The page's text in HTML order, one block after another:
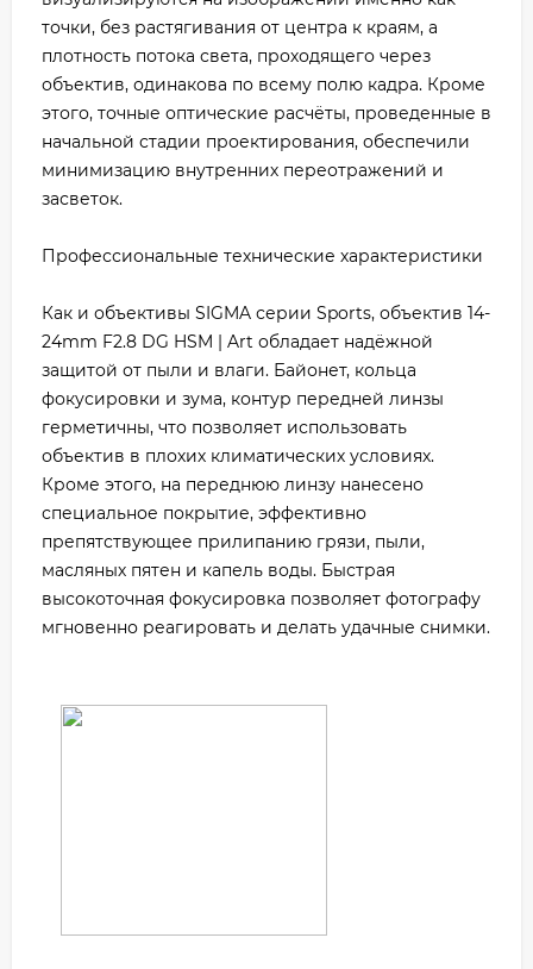
точки, без растягивания от центра к краям, а
плотность потока света, проходящего через
объектив, одинакова по всему полю кадра. Кроме
этого, точные оптические расчёты, проведенные в
начальной стадии проектирования, обеспечили
минимизацию внутренних переотражений и
засветок.
Профессиональные технические характеристики
Как и объективы SIGMA серии Sports, объектив 14-
24mm F2.8 DG HSM | Art обладает надёжной
защитой от пыли и влаги. Байонет, кольца
фокусировки и зума, контур передней линзы
герметичны, что позволяет использовать
объектив в плохих климатических условиях.
Кроме этого, на переднюю линзу нанесено
специальное покрытие, эффективно
препятствующее прилипанию грязи, пыли,
масляных пятен и капель воды. Быстрая
высокоточная фокусировка позволяет фотографу
мгновенно реагировать и делать удачные снимки.